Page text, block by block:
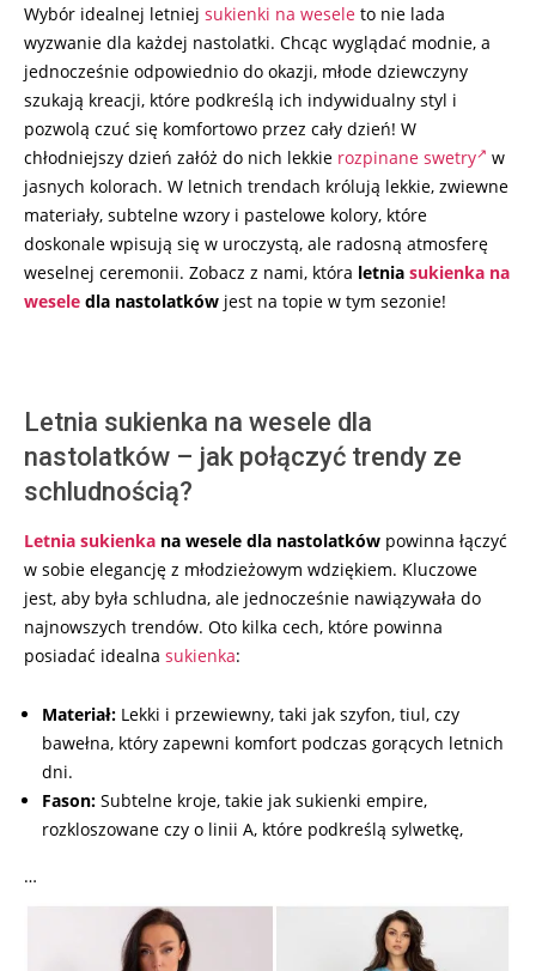
Wybór idealnej letniej sukienki na wesele to nie lada
wyzwanie dla każdej nastolatki. Chcąc wyglądać modnie, a
jednocześnie odpowiednio do okazji, młode dziewczyny
szukają kreacji, które podkreślą ich indywidualny styl i
pozwolą czuć się komfortowo przez cały dzień! W
chłodniejszy dzień załóż do nich lekkie rozpinane swetry
w
jasnych kolorach. W letnich trendach królują lekkie, zwiewne
materiały, subtelne wzory i pastelowe kolory, które
doskonale wpisują się w uroczystą, ale radosną atmosferę
weselnej ceremonii. Zobacz z nami, która letnia sukienka na
wesele dla nastolatków jest na topie w tym sezonie!
Letnia sukienka na wesele dla
nastolatków – jak połączyć trendy ze
schludnością?
Letnia sukienka na wesele dla nastolatków powinna łączyć
w sobie elegancję z młodzieżowym wdziękiem. Kluczowe
jest, aby była schludna, ale jednocześnie nawiązywała do
najnowszych trendów. Oto kilka cech, które powinna
posiadać idealna sukienka:
Materiał: Lekki i przewiewny, taki jak szyfon, tiul, czy
bawełna, który zapewni komfort podczas gorących letnich
dni.
Fason: Subtelne kroje, takie jak sukienki empire,
rozkloszowane czy o linii A, które podkreślą sylwetkę,
…